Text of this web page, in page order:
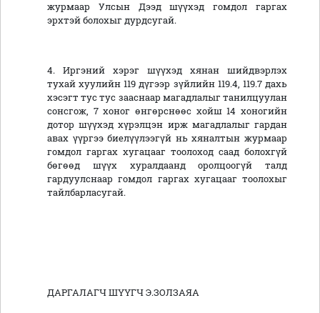
журмаар Улсын Дээд шүүхэд гомдол гаргах
эрхтэй болохыг дурдсугай.
4. Иргэний хэрэг шүүхэд хянан шийдвэрлэх
тухай хуулийн 119 дүгээр зүйлийн 119.4, 119.7 дахь
хэсэгт тус тус зааснаар магадлалыг танилцуулан
сонсгож, 7 хоног өнгөрснөөс хойш 14 хоногийн
дотор шүүхэд хүрэлцэн ирж магадлалыг гардан
авах үүргээ биелүүлээгүй нь хяналтын журмаар
гомдол гаргах хугацааг тоолоход саад болохгүй
бөгөөд шүүх хуралдаанд оролцоогүй талд
гардуулснаар гомдол гаргах хугацааг тоолохыг
тайлбарласугай.
ДАРГАЛАГЧ ШҮҮГЧЭ.ЗОЛЗАЯА